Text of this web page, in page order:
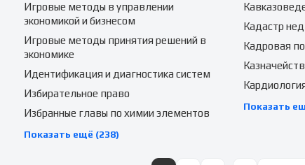
Игровые методы в управлении
экономикой и бизнесом
Игровые методы принятия решений в
экономике
Идентификация и диагностика систем
Избирательное право
Избранные главы по химии элементов
Показать ещё (238)
Кадастр
Кадровая
Показать